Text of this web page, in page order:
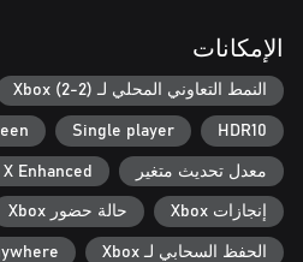
الإمكانات
النمط التعاوني المحلي لـ Xbox (2-2)
HDR10
Single player
معدل تحديث متغير Enhanced
إنجازات Xbox حالة حضور Xbox
الحفظ السحابي لـ Xbox